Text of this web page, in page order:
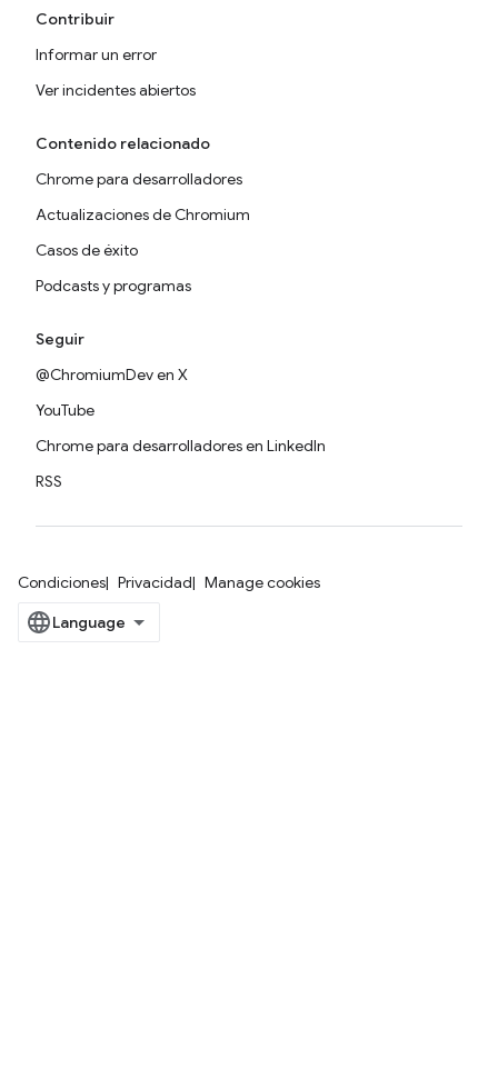
Contribuir
Informar un error
Ver incidentes abiertos
Contenido relacionado
Chrome para desarrolladores
Actualizaciones de Chromium
Casos de éxito
Podcasts y programas
Seguir
@ChromiumDev en X
YouTube
Chrome para desarrolladores en LinkedIn
RSS
Condiciones Privacidad Manage cookies